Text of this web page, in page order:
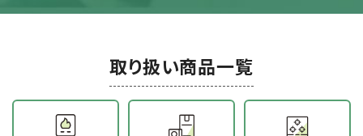
取り扱い商品一覧